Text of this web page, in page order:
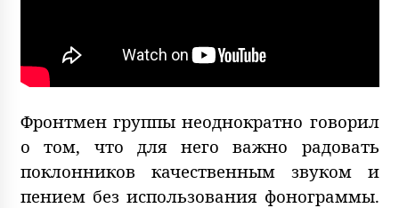
Фронтмен группы неоднократно говорил
о том, что для него важно радовать
поклонников качественным звуком и
пением без использования фонограммы.